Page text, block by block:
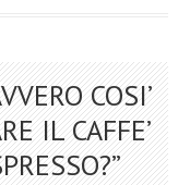
COSI’
IL CAFFE’
”